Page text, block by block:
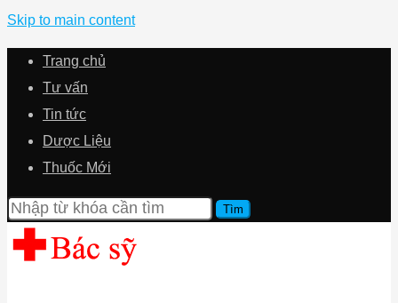
Skip to main content
Trang chủ
Tư vấn
Tin tức
Dược Liệu
Thuốc Mới